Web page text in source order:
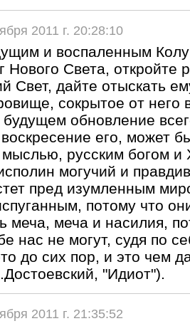
2011 г. 20:28:10
и воспаленным
Нового Света, откройте
Свет, дайте отыскать
сокрытое от него
обновление
его, может
мыслью, русским богом и
могучий и
пред изумленным
потому что
меча, меча и насилия,
нас не могут, судя по
до сих пор, и это чем
"Идиот").
2011 г. 21:35:52